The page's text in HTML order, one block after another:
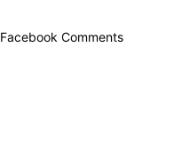
Facebook Comments